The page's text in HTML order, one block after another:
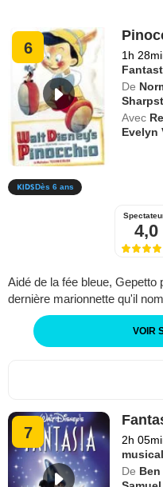
6 1h
De
Avec
Evelyn
Dès 6 ans
4,0
Aidé de la fée bleue,
dernière marionnette qu'il
VOIR
7 2h
De